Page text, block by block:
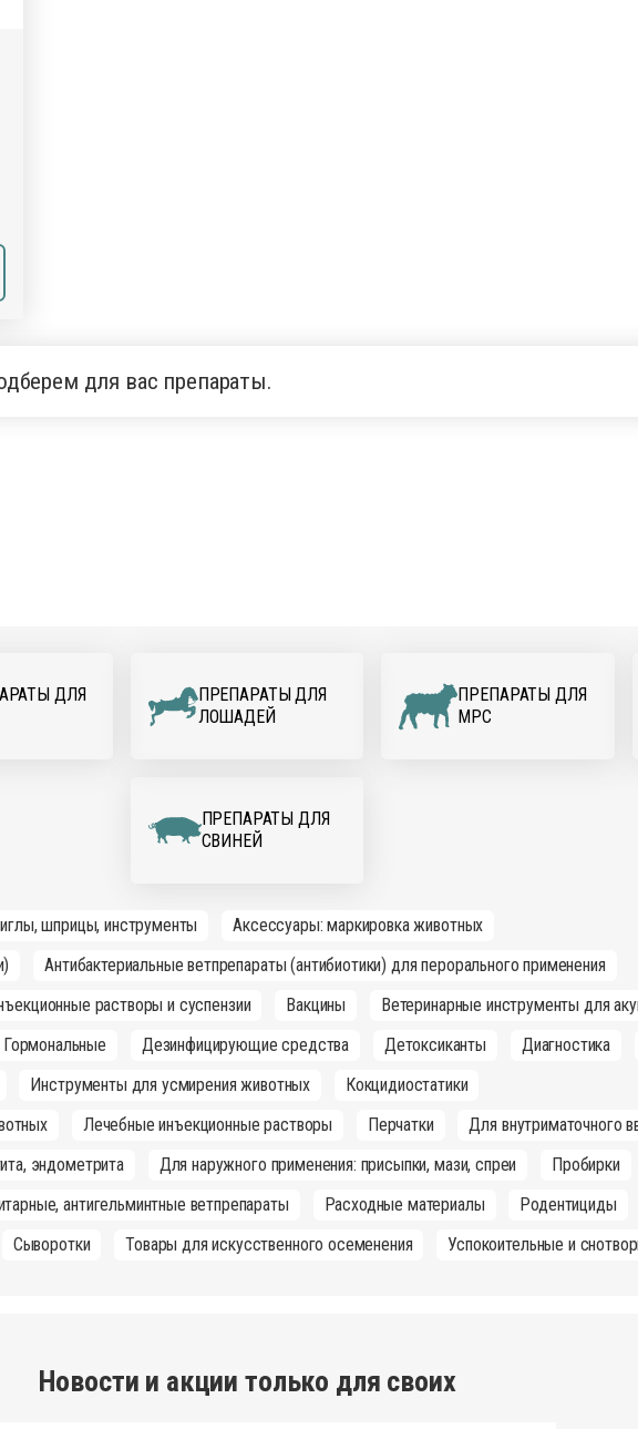
для вас препараты.
ДЛЯ
ПРЕПАРАТЫ ДЛЯ
ЛОШАДЕЙ
ПРЕПАРАТЫ ДЛЯ
МРС
ПРЕПАРАТЫ ДЛЯ
СВИНЕЙ
шприцы, инструменты
Аксессуары: маркировка животных
Антибактериальные ветпрепараты (антибиотики) для перорального применения
растворы и суспензии
Вакцины
Ветеринарные инструменты для
Гормональные Дезинфицирующие средства Детоксиканты Диагностика
Инструменты для усмирения животных
Кокцидиостатики
Лечебные инъекционные растворы Перчатки
Для внутриматочного
эндометрита Для наружного применения: присыпки, мази, спреи
Пробирки
антигельминтные ветпрепараты Расходные материалы Родентициды
Сыворотки Товары для искусственного осеменения Успокоительные и
Новости и акции только для своих